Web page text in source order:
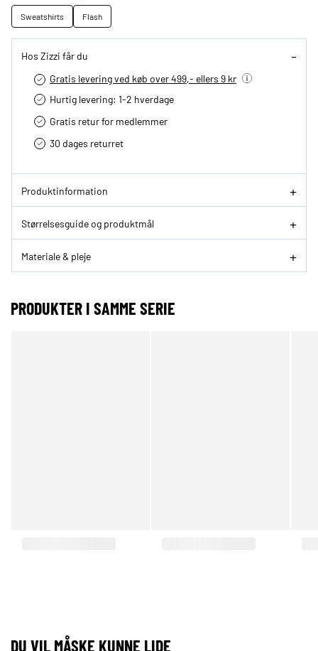
Sweatshirts Flash
Hos Zizzi får du
Gratis levering ved køb over 499,- ellers 9 kr
Hurtig levering­: 1-2 hverdage
Gratis retur for medlemmer
30 dages returret
Produktinformation
Størrelsesguide og produktmål
Materiale & pleje
PRODUKTER I SAMME SERIE
DU VIL MÅSKE KUNNE LIDE